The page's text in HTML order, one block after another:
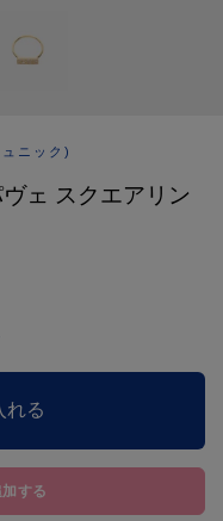
ニック)
ェ スクエアリン
れる
する